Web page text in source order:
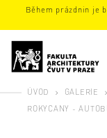
Během prázdnin je
ÚVOD GALERIE
ROKYCANY -